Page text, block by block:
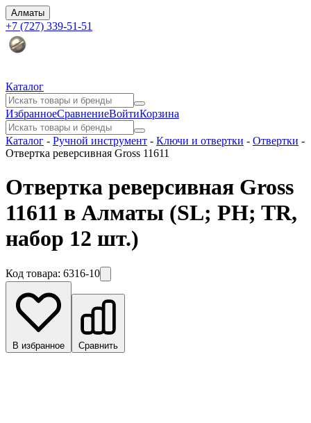
Алматы
+7 (727) 339-51-51
Каталог
ИзбранноеСравнениеВойтиКорзина
Каталог - Ручной инструмент - Ключи и отвертки - Отвертки -
Отвертка реверсивная Gross 11611
Отвертка реверсивная Gross
11611 в Алматы (SL; PH; TR,
набор 12 шт.)
Код товара: 6316-10
В избранное Сравнить